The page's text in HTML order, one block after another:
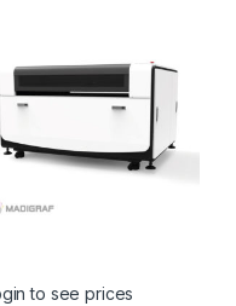
to see prices